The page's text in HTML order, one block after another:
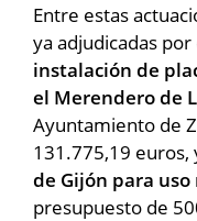
Entre estas
ya adjudicadas por
instalación de
el Merendero de
Ayuntamiento de
131.775,19 euros,
de Gijón para
presupuesto de